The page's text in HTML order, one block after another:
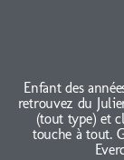
Enfant des
retrouvez du
(tout type) et
touche à tout.